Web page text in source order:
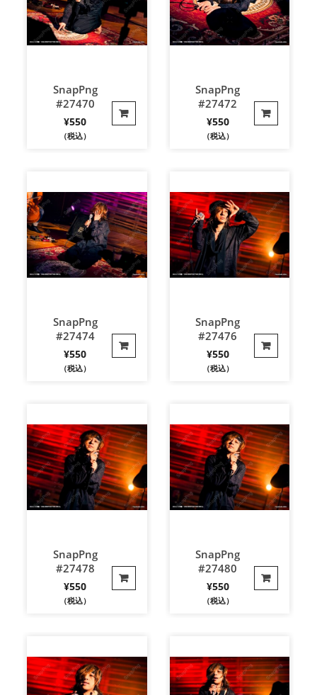
SnapPng
#27470
¥550
（税込）
SnapPng
#27472
¥550
（税込）
SnapPng
#27474
¥550
（税込）
SnapPng
#27476
¥550
（税込）
SnapPng
#27478
¥550
（税込）
SnapPng
#27480
¥550
（税込）